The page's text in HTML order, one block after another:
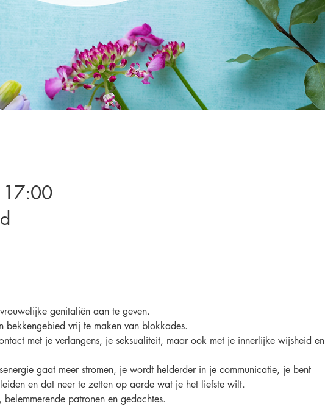
genitaliën aan te geven.
bekkengebied vrij te maken van blokkades.
met je verlangens, je seksualiteit, maar ook met je innerlijke wijsheid en
gaat meer stromen, je wordt helderder in je communicatie, je bent
en dat neer te zetten op aarde wat je het liefste wilt.
patronen en gedachtes.